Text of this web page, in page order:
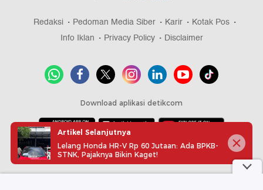
Redaksi Pedoman Media Siber Karir
Kotak Pos
Info Iklan
Privacy Policy Disclaimer
Download aplikasi detikcom
Copyright @ 2026 detikcom, All right reserved
Artikel Selanjutnya
Lelang Honda HR-V Rp 60 Jutaan: Ada BPKB-
STNK, Pajaknya Bikin Kaget!